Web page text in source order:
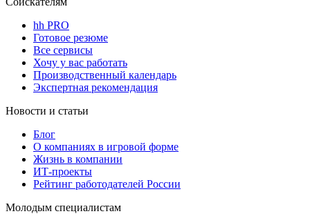
hh PRO
Готовое резюме
Все сервисы
Хочу у вас работать
Производственный календарь
Экспертная рекомендация
Новости и статьи
Блог
О компаниях в игровой форме
Жизнь в компании
ИТ-проекты
Рейтинг работодателей России
Молодым специалистам